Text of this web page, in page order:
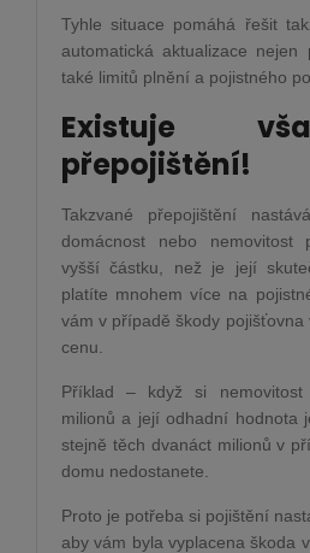
Tyhle situace pomáhá řešit
automatická aktualizace nejen
také limitů plnění a pojistného
Existuje
přepojištění!
Takzvané přepojištění
domácnost nebo nemovitost
vyšší částku, než je její
platíte mnohem více na
vám v případě škody
cenu.
Příklad – když si
milionů a její odhadní hodnota
stejně těch dvanáct milionů v
domu nedostanete.
Proto je potřeba si pojištění
aby vám byla vyplacena škoda